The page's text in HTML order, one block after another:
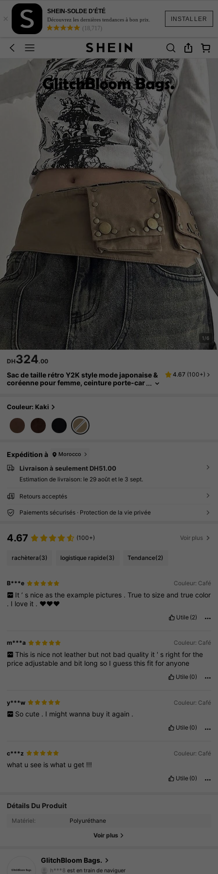
INSTALLER
×
SHEIN-SOLDE D'ÉTÉ
Découvrez les dernières tendances à bon prix.
(18,717)
1/6
DH324.00
Sac de taille rétro Y2K style mode japonaise &
coréenne pour femme, ceinture porte-car
arrée streetwear pour pièces et écouteurs
4.67 (100+)
Couleur: Kaki
Expédition à Morocco
Livraison à seulement DH51.00
Estimation de livraison: le 29 août et le 3 sept.
Retours acceptés
Paiements sécurisés · Protection de la vie privée
4.67 (100+) Voir plus
rachètera(3) logistique rapide(3) Tendance(2)
B***e Couleur: Café
It ’ s nice as the example pictures . True to size and true color
. I love it . ❤️❤️❤️
Utile (2)
m***a Couleur: Café
This is nice not leather but not bad quality it ' s right for the
price adjustable and bit long so Iguessthisfitfor anyone
Utile (0)
y***w Couleur: Café
So cute . I might wanna buy it again .
Utile (0)
c***z Couleur: Café
what u see iswhat uget !!!
Utile (0)
Détails Du Produit
Matériel: Polyuréthane
Voir plus
GlitchBloom Bags.
4K Suiveurs
est en train de naviguer